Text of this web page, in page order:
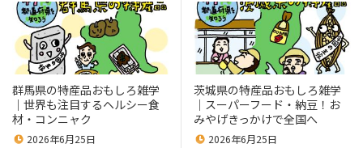
群馬県の特産品おもしろ雑学
｜世界も注目するヘルシー食
材・コンニャク
2026年6月25日
茨城県の特産品おもしろ雑学
｜スーパーフード・納豆！お
みやげきっかけで全国へ
2026年6月25日